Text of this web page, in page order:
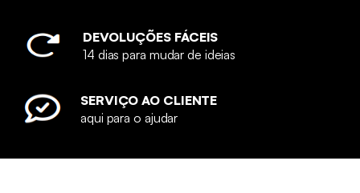
DEVOLUÇÕES FÁCEIS
14 dias para mudar de ideias
SERVIÇO AO CLIENTE
aqui para o ajudar